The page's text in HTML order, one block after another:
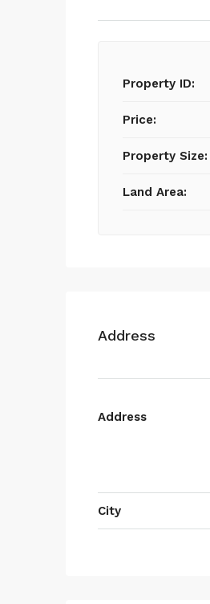
Property ID:
Price:
Property Size:
Land Area:
Address
Address
City